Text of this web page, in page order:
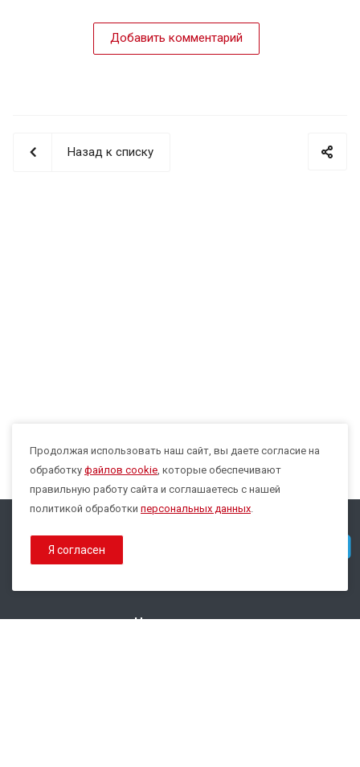
Добавить комментарий
Назад к списку
Max
Продолжая использовать наш сайт, вы даете согласие на
обработку файлов cookie, которые обеспечивают
правильную работу сайта и соглашаетесь с нашей
политикой обработки персональных данных.
Я согласен
© 2026 Все права защищены.
Наши контакты